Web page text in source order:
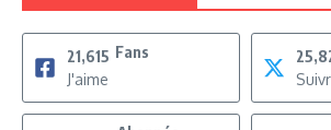
21,615 Fans
J'aime